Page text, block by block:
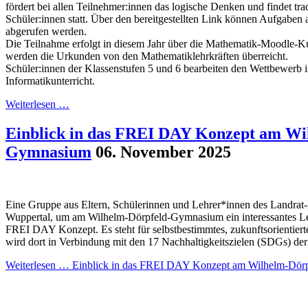
fördert bei allen Teilnehmer:innen das logische Denken und findet
Schüler:innen statt. Über den bereitgestellten Link können Aufgaben
abgerufen werden.
Die Teilnahme erfolgt in diesem Jahr über die Mathematik-Moodle-
werden die Urkunden von den Mathematiklehrkräften überreicht.
Schüler:innen der Klassenstufen 5 und 6 bearbeiten den Wettbewerb
Informatikunterricht.
Weiterlesen …
Einblick in das FREI DAY Konzept am
Gymnasium 06. November 2025
Eine Gruppe aus Eltern, Schülerinnen und Lehrer*innen des
Wuppertal, um am Wilhelm-Dörpfeld-Gymnasium ein interessantes
FREI DAY Konzept. Es steht für selbstbestimmtes,
wird dort in Verbindung mit den 17 Nachhaltigkeitszielen (SDGs)
Weiterlesen … Einblick in das FREI DAY Konzept am Wilhelm-